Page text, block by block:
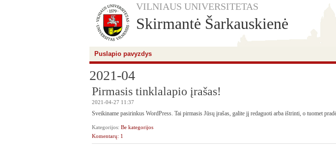
VILNIAUS UNIVERSITETAS
Skirmantė Šarkauskienė
Puslapio pavyzdys
2021-04
Pirmasis tinklalapio įrašas!
2021-04-27 11:37
Sveikiname pasirinkus WordPress. Tai pirmasis Jūsų įrašas, galite jį redaguoti arba ištrinti, o tuomet
Kategorijos: Be kategorijos
Komentarų: 1